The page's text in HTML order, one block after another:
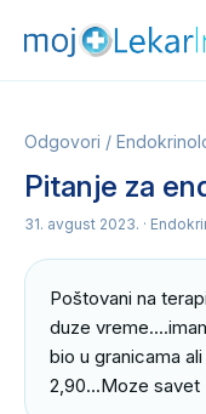
Odgovori /
Pitanje za
31. avgust 2023. ·
Poštovani na
duze
bio u granicama
2,90...Moze savet